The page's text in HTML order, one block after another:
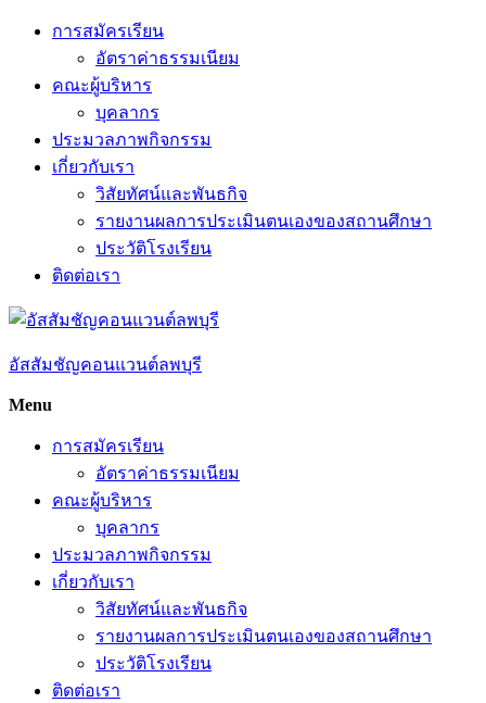
Skip
การสมัครเรียน
อัตราค่าธรรมเนียม
คณะผู้บริหาร
บุคลากร
ประมวลภาพกิจกรรม
เกี่ยวกับเรา
วิสัยทัศน์และพันธกิจ
รายงานผลการประเมินตนเองของสถานศึกษา
ประวัติโรงเรียน
ติดต่อเรา
อัสสัมชัญคอนแวนต์ลพบุรี
Menu
การสมัครเรียน
อัตราค่าธรรมเนียม
คณะผู้บริหาร
บุคลากร
ประมวลภาพกิจกรรม
เกี่ยวกับเรา
วิสัยทัศน์และพันธกิจ
รายงานผลการประเมินตนเองของสถานศึกษา
ประวัติโรงเรียน
ติดต่อเรา